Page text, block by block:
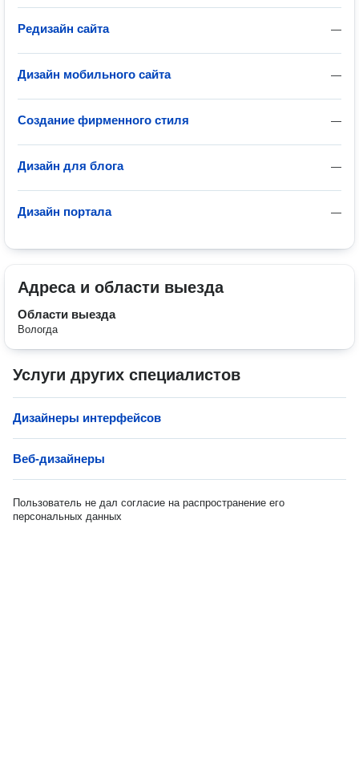
—
Редизайн сайта
—
Дизайн мобильного сайта
—
Создание фирменного стиля
—
Дизайн для блога
—
Дизайн портала
Адреса и области выезда
Области выезда
Вологда
Услуги других специалистов
Дизайнеры интерфейсов
Веб-дизайнеры
Пользователь не дал согласие на распространение его
персональных данных